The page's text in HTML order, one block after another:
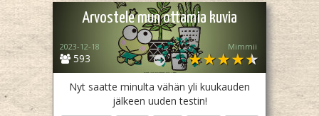
Arvostele mun ottamia kuvia
593
2023-12-18 Mimmii
Nyt saatte minulta vähän yli kuukauden
jälkeen uuden testin!